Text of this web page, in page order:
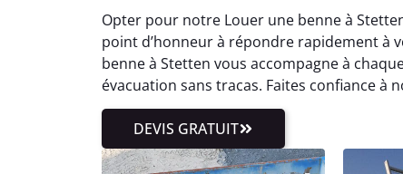
Opter pour notre Louer une benne à
point d’honneur à répondre rapidement à
benne à Stetten vous accompagne à
évacuation sans tracas. Faites confiance à
DEVIS GRATUIT